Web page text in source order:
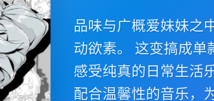
品味与广概爱妹妹之
动欲素。 这变搞成
感受纯真的日常生活
配合温馨性的音乐，